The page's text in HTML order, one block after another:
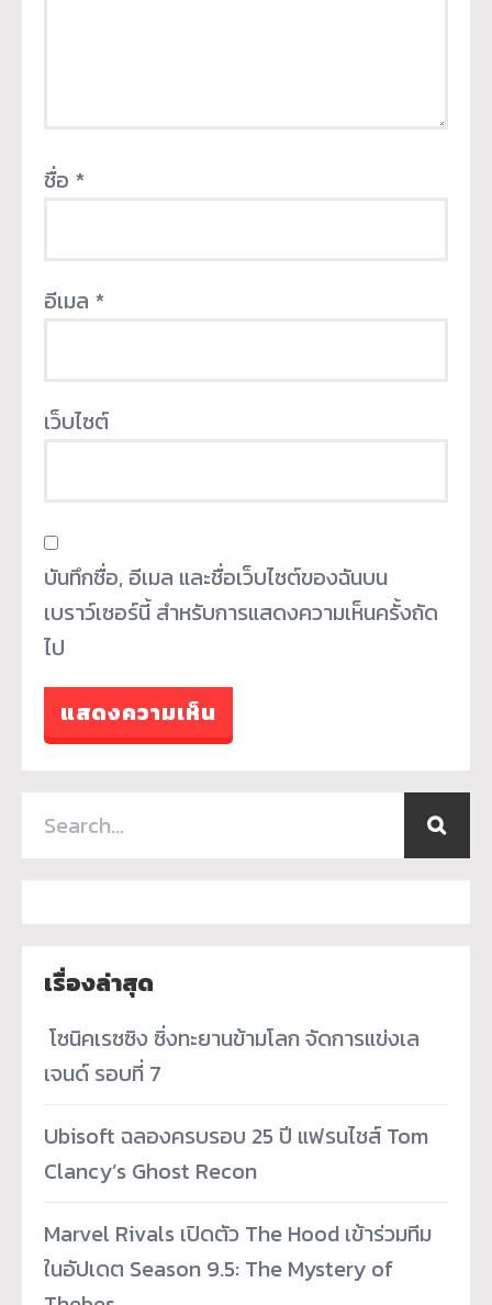
ชื่อ *
อีเมล *
เว็บไซต์
บันทึกชื่อ, อีเมล และชื่อเว็บไซต์ของฉันบน
เบราว์เซอร์นี้ สำหรับการแสดงความเห็นครั้งถัด
ไป
เรื่องล่าสุด
­ โซนิคเรซซิง ซิ่งทะยานข้ามโลก จัดการแข่งเล
เจนด์ รอบที่ 7
Ubisoft ฉลองครบรอบ 25 ปี แฟรนไชส์ Tom
Clancy’s Ghost Recon
Marvel Rivals เปิดตัว The Hood เข้าร่วมทีม
ในอัปเดต Season 9.5: The Mystery of